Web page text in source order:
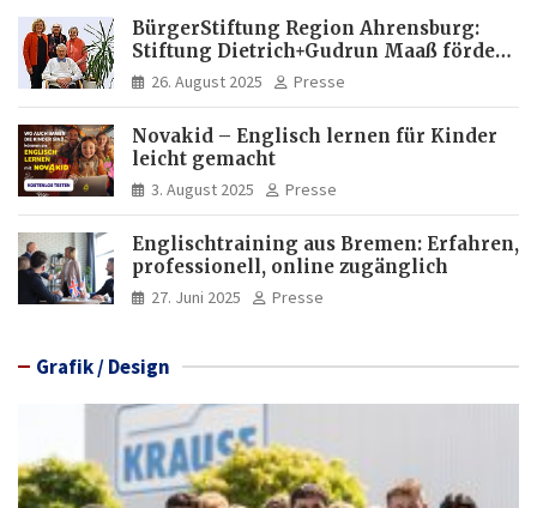
BürgerStiftung Region Ahrensburg:
Stiftung Dietrich+Gudrun Maaß fördert
Deutschkenntnisse von Frauen
26. August 2025 Presse
Novakid – Englisch lernen für Kinder
leicht gemacht
3. August 2025 Presse
Englischtraining aus Bremen: Erfahren,
professionell, online zugänglich
27. Juni 2025 Presse
Grafik / Design